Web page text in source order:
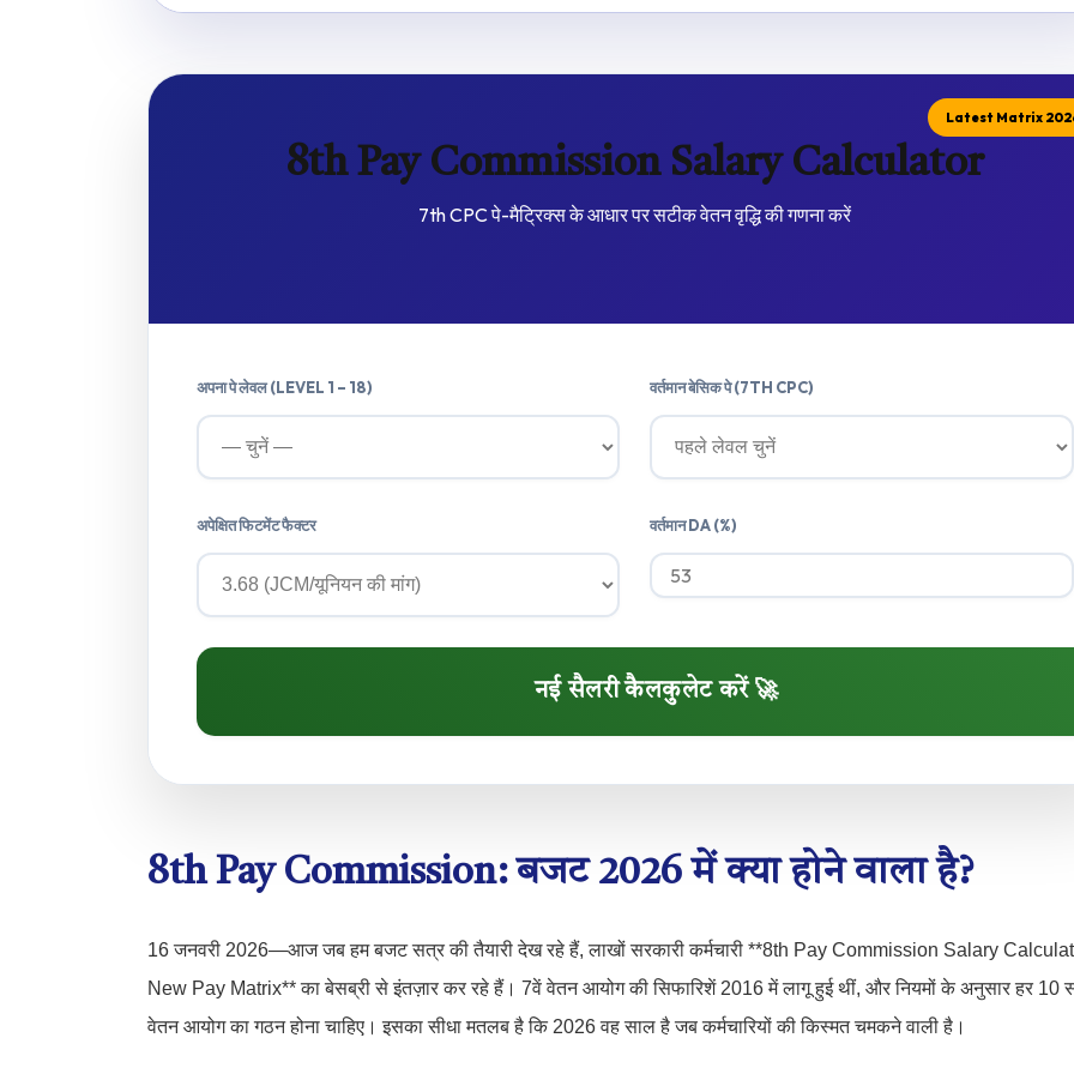
Latest Matrix
8th Pay Commission Salary Calculator
7th CPC पे-मैट्रिक्स के आधार पर सटीक वेतन वृद्धि की गणना करें
अपना पे लेवल (LEVEL 1 – 18) वर्तमान बेसिक पे (7TH CPC)
अपेक्षित फिटमेंट फैक्टर वर्तमान DA (%)
नई सैलरी कैलकुलेट करें 🚀
8th Pay Commission: बजट 2026 में क्या होने वाला है?
16 जनवरी 2026—आज जब हम बजट सत्र की तैयारी देख रहे हैं, लाखों सरकारी कर्मचारी **8th Pay Commission Salary
New Pay Matrix** का बेसब्री से इंतज़ार कर रहे हैं। 7वें वेतन आयोग की सिफारिशें 2016 में लागू हुई थीं, और नियमों के अनुसार हर 10
वेतन आयोग का गठन होना चाहिए। इसका सीधा मतलब है कि 2026 वह साल है जब कर्मचारियों की किस्मत चमकने वाली है।